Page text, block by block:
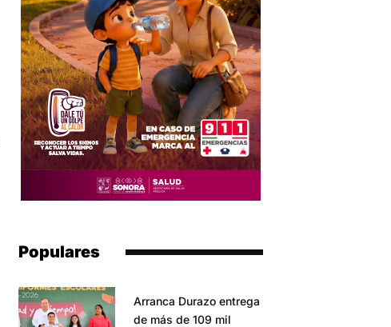
Populares
Arranca Durazo entrega
de más de 109 mil